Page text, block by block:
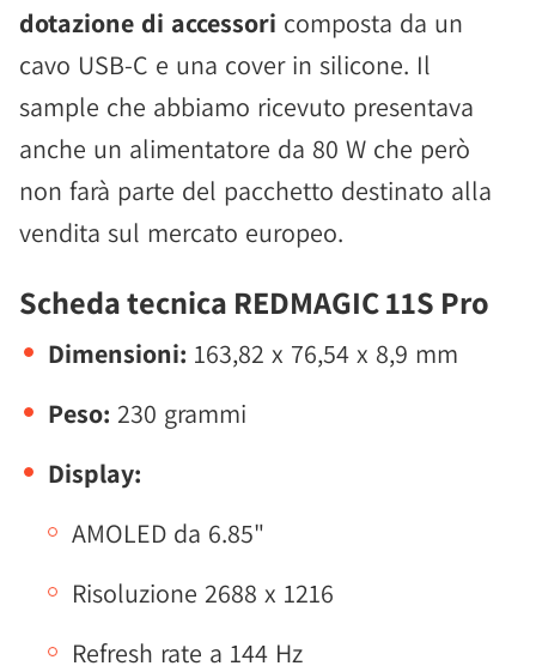
dotazione di accessori composta da un
cavo USB-C e una cover in silicone. Il
sample che abbiamo ricevuto presentava
anche un alimentatore da 80 W che però
non farà parte del pacchetto destinato alla
vendita sul mercato europeo.
Scheda tecnica REDMAGIC 11S Pro
Dimensioni: 163,82 x 76,54 x 8,9 mm
Peso: 230 grammi
Display:
AMOLED da 6.85"
Risoluzione 2688 x 1216
Refresh rate a 144 Hz